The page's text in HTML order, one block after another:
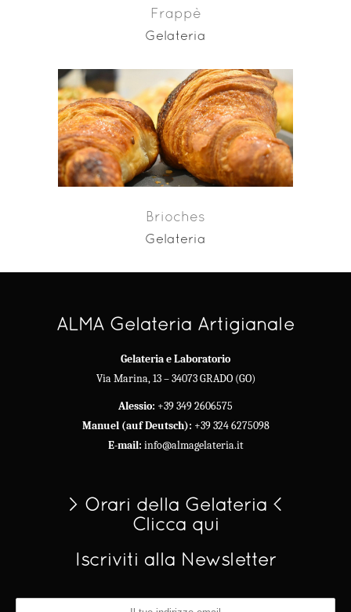
Frappè
Gelateria
Brioches
Gelateria
ALMA Gelateria Artigianale
Gelateria e Laboratorio
Via Marina, 13 – 34073 GRADO (GO)
Alessio: +39 349 2606575
Manuel (auf Deutsch): +39 324 6275098
E-mail: info@almagelateria.it
> Orari della Gelateria <
Clicca qui
Iscriviti alla Newsletter